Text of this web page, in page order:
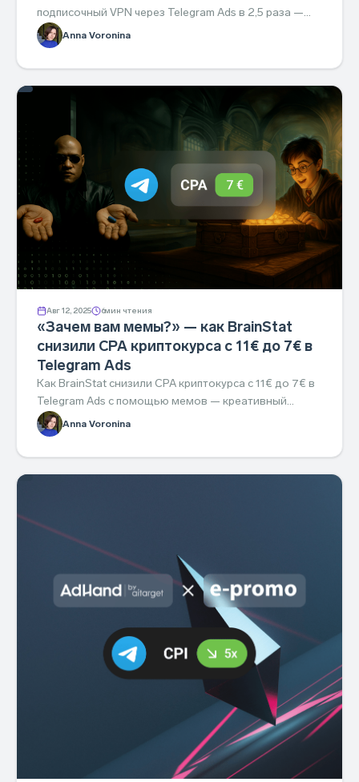
подписочный VPN через Telegram Ads в 2,5 раза —
разбор стратегии, которую можно повторить.
Anna Voronina
Авг 12, 2025 6мин чтения
«Зачем вам мемы?» — как BrainStat
снизили CPA криптокурса с 11€ до 7€ в
Telegram Ads
Как BrainStat снизили CPA криптокурса с 11€ до 7€ в
Telegram Ads с помощью мемов — креативный
подход, который легко повторить.
Anna Voronina